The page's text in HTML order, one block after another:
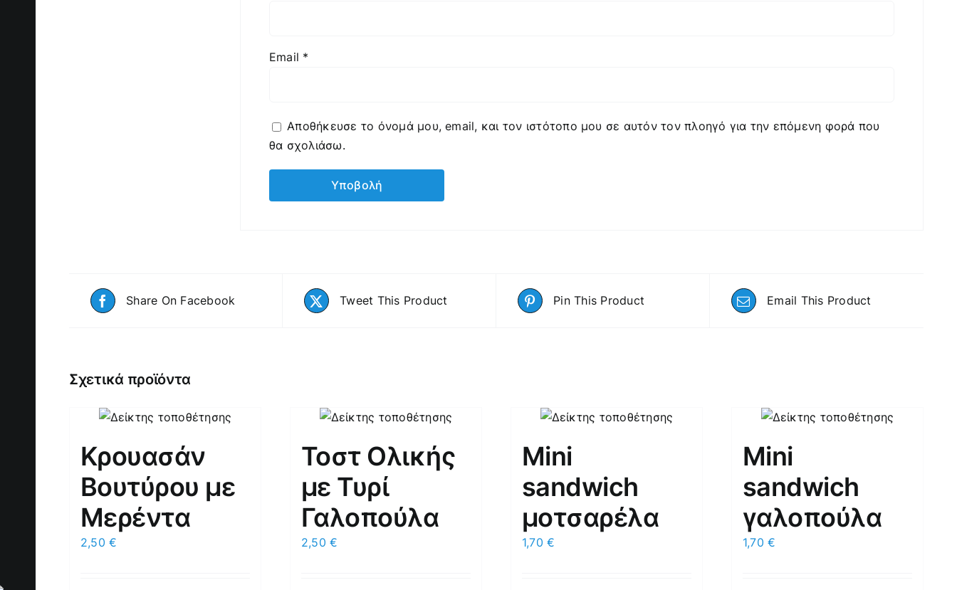
Email *
Αποθήκευσε το όνομά μου, email, και τον ιστότοπο μου σε αυτόν τον πλοηγό για την επόμενη φορά που
θα σχολιάσω.
Share On Facebook Tweet This Product Pin This Product Email This Product
Σχετικά προϊόντα
Κρουασάν
Βουτύρου με
Μερέντα
2,50€
Τοστ Ολικής
με Τυρί
Γαλοπούλα
2,50€
Mini
sandwich
μοτσαρέλα
1,70€
Mini
sandwich
γαλοπούλα
1,70€